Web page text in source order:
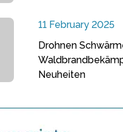
11 February 2025
Drohnen
Neuheiten